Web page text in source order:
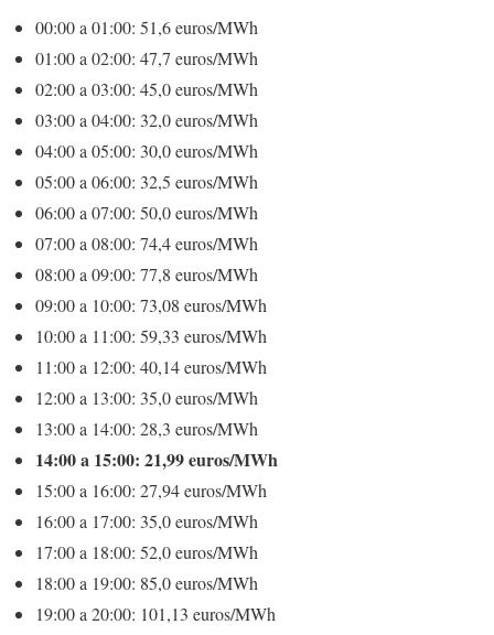
00:00 a 01:00: 51,6 euros/MWh
01:00 a 02:00: 47,7 euros/MWh
02:00 a 03:00: 45,0 euros/MWh
03:00 a 04:00: 32,0 euros/MWh
04:00 a 05:00: 30,0 euros/MWh
05:00 a 06:00: 32,5 euros/MWh
06:00 a 07:00: 50,0 euros/MWh
07:00 a 08:00: 74,4 euros/MWh
08:00 a 09:00: 77,8 euros/MWh
09:00 a 10:00: 73,08 euros/MWh
10:00 a 11:00: 59,33 euros/MWh
11:00 a 12:00: 40,14 euros/MWh
12:00 a 13:00: 35,0 euros/MWh
13:00 a 14:00: 28,3 euros/MWh
14:00 a 15:00: 21,99 euros/MWh
15:00 a 16:00: 27,94 euros/MWh
16:00 a 17:00: 35,0 euros/MWh
17:00 a 18:00: 52,0 euros/MWh
18:00 a 19:00: 85,0 euros/MWh
19:00 a 20:00: 101,13 euros/MWh